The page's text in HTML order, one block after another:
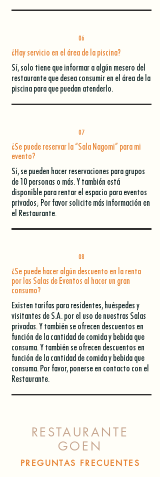
06
¿Hay servicio en el área de la piscina?
Sí, solo tiene que informar a algún mesero del
restaurante que desea consumir en el área de la
piscina para que puedan atenderlo.
07
¿Se puede reservar la “Sala Nagomi” para mi
evento?
Sí, se pueden hacer reservaciones para grupos
de 10 personas o más. Y también está
disponible para rentar el espacio para eventos
privados; Por favor solicite más información en
el Restaurante.
08
¿Se puede hacer algún descuento en la renta
por las Salas de Eventos al hacer un gran
consumo?
Existen tarifas para residentes, huéspedes y
visitantes de S.A. por el uso de nuestras Salas
privadas. Y también se ofrecen descuentos en
función de la cantidad de comida y bebida que
consuma. Y también se ofrecen descuentos en
función de la cantidad de comida y bebida que
consuma. Por favor, ponerse en contacto con el
Restaurante.
RESTAURANTE
GOEN
PREGUNTAS FRECUENTES